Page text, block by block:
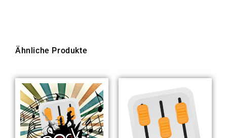
Ähnliche Produkte